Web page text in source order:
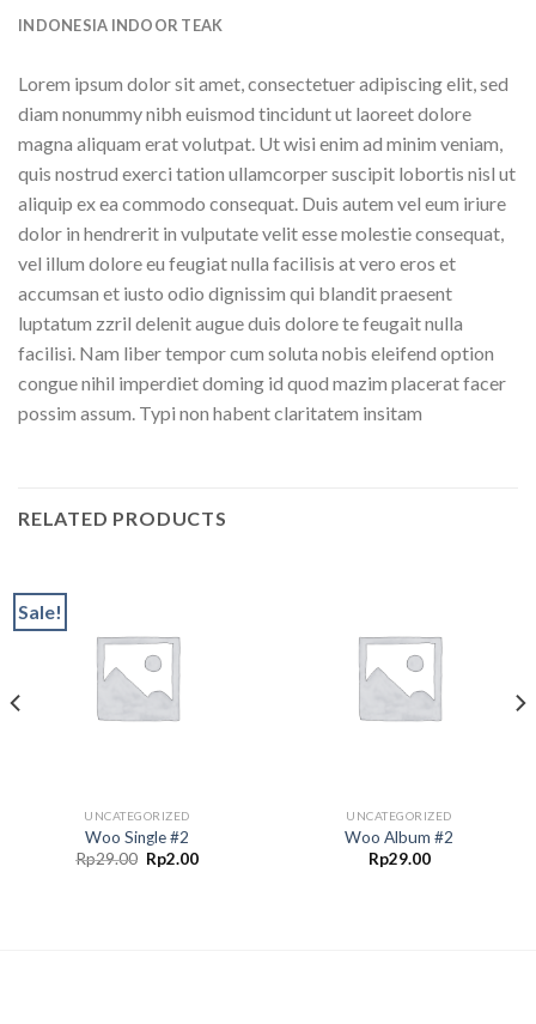
INDONESIA INDOOR TEAK
Lorem ipsum dolor sit amet, consectetuer adipiscing elit, sed
diam nonummy nibh euismod tincidunt ut laoreet dolore
magna aliquam erat volutpat. Ut wisi enim ad minim veniam,
quis nostrud exerci tation ullamcorper suscipit lobortis nisl ut
aliquip ex ea commodo consequat. Duis autem vel eum iriure
dolor in hendrerit in vulputate velit esse molestie consequat,
vel illum dolore eu feugiat nulla facilisis at vero eros et
accumsan et iusto odio dignissim qui blandit praesent
luptatum zzril delenit augue duis dolore te feugait nulla
facilisi. Nam liber tempor cum soluta nobis eleifend option
congue nihil imperdiet doming id quod mazim placerat facer
possim assum. Typi non habent claritatem insitam
RELATED PRODUCTS
Sale!
UNCATEGORIZED
Woo Single #2
Rp29.00 Original
price
Rp2.00Current
UNCATEGORIZED
Woo Album #2
Rp29.00